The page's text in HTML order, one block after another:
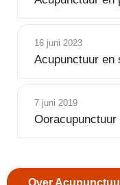
Over
16 juni 2023
Acupunctuur en
7 juni 2019